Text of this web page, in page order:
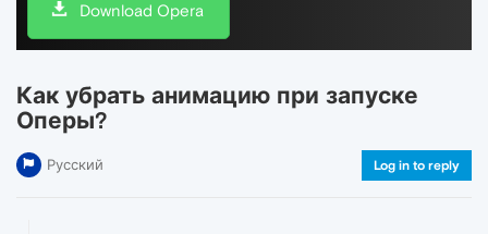
Download Opera
Как убрать анимацию при запуске
Оперы?
Русский Log in to reply